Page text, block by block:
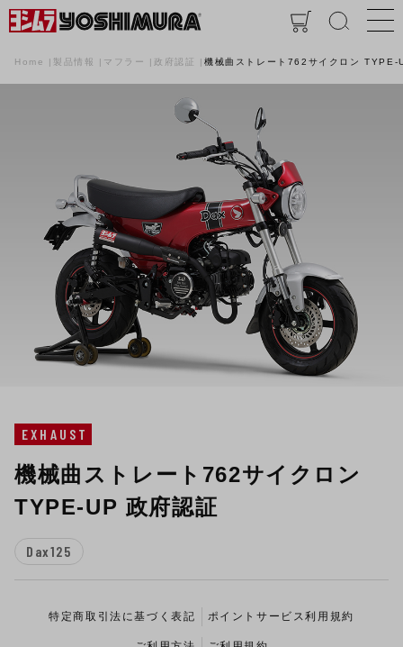
Home 製品情報 マフラー 政府認証 機械曲ストレート762サイクロン TYPE-
EXHAUST
機械曲ストレート762サイクロン
TYPE-UP 政府認証
Dax125
特定商取引法に基づく表記 ポイントサービス利用規約